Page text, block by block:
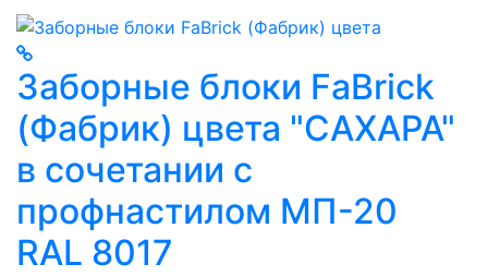
Заборные блоки FaBrick
(Фабрик) цвета "САХАРА"
в сочетании с
профнастилом МП-20
RAL 8017